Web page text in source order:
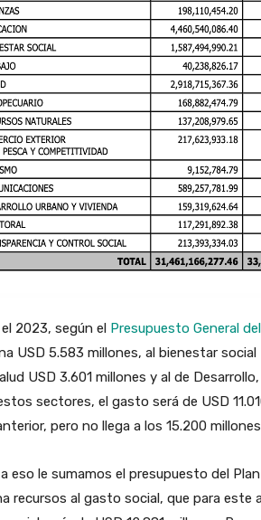
2023, según el Presupuesto General
USD 5.583 millones, al bienestar
USD 3.601 millones y al de
sectores, el gasto será de USD
pero no llega a los 15.200
eso le sumamos el presupuesto del
recursos al gasto social, que para este